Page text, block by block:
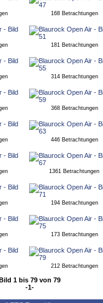
168 Betrachtungen
181 Betrachtungen
314 Betrachtungen
368 Betrachtungen
446 Betrachtungen
1361 Betrachtungen
194 Betrachtungen
173 Betrachtungen
212 Betrachtungen
1 bis 79 von 79
-1-